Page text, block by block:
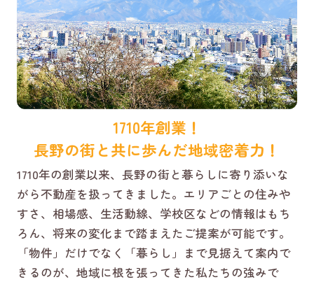
1710年創業！
長野の街と共に歩んだ地域密着力！
1710年の創業以来、長野の街と暮らしに寄り添いな
がら不動産を扱ってきました。エリアごとの住みや
すさ、相場感、生活動線、学校区などの情報はもち
ろん、将来の変化まで踏まえたご提案が可能です。
「物件」だけでなく「暮らし」まで見据えて案内で
きるのが、地域に根を張ってきた私たちの強みで